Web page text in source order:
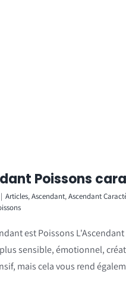
Poissons
| Articles,Ascendant,Ascendant
est Poissons
sensible, émotionnel,
mais cela vous rend